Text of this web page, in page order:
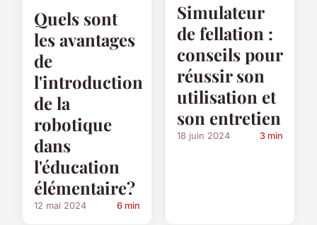
Quels sont
les avantages
de
l'introduction
de la
robotique
dans
l'éducation
élémentaire?
12 mai 2024 6 min
Simulateur
de fellation :
conseils pour
réussir son
utilisation et
son entretien
18 juin 2024 3 min